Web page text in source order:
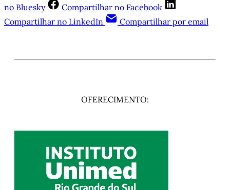
no Bluesky
Compartilhar no Facebook
Compartilhar no LinkedIn
Compartilhar por email
OFERECIMENTO: